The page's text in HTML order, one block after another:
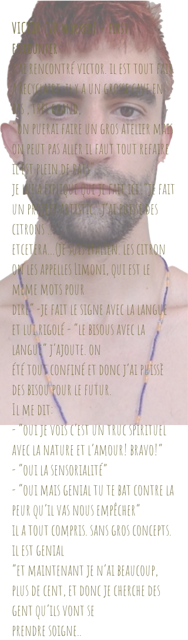
VICTOR (VK worker) - first
encounter
j’ai rencontré victor. il est tout fair
a Recyclairt. il y a un grosse cave en
bas , très grand,
"on puerai faire un gros atelier mais
on peut pas aller il faut tout refaire
il est plein de rats"
je lui a explique que je fait ici. “je fait
un project artistic…j’ai puisse des
citrons …
etcetera…(je suis italien. les citron
on les appelles Limoni, qui est le
meme mots pour
dire” -je fait le signe avec la langue
et lui rigolé - “le bisous avec la
langue” j’ajoute. on
été tout confiné et donc j’ai puissè
des bisou pour le futur.
Il me dit:
- “oui je vois c’est un truc spirituel
avec la nature et l’amour! bravo!”
- “oui la sensorialité”
- “oui mais genial tu te bat contre la
peur qu’il vas nous empêcher”
il a tout compris. sans gros concepts.
il est genial
“et maintenant je n’ai beaucoup,
plus de cent, et donc je cherche des
gent qu’ils vont se
prendre soigne..